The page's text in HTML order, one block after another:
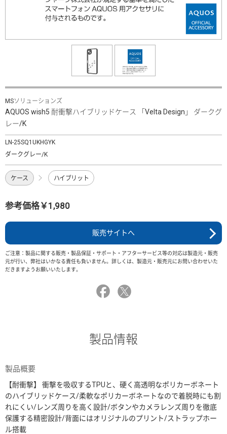
MSソリューションズ
AQUOS wish5 耐衝撃ハイブリッドケース 「Velta Design」 ダークグ
レー/K
LN-25SQ1UKHGYK
ダークグレー/K
ケース ハイブリット
参考価格￥1,980
販売サイトへ
ご注意：製品に関する販売・製品保証・サポート・アフターサービス等の対応は製造元・販売
元が行い、弊社はいかなる責任も負いません。詳しくは、製造元・販売元にお問い合わせいた
だきますようお願いいたします。
製品情報
製品概要
【耐衝撃】 衝撃を吸収するTPUと、硬く高透明なポリカーボネート
のハイブリッドケース/柔軟なポリカーボネートなので着脱時にも割
れにくい/レンズ周りを高く設計/ボタンやカメラレンズ周りを徹底
保護する精密設計/背面にはオリジナルのプリント/ストラップホー
ル搭載